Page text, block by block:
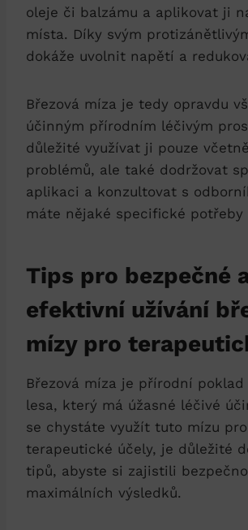
oleje či balzámu a aplikovat ji
místa. Díky svým
dokáže uvolnit napětí a
Březová míza je tedy opravdu
účinným přírodním léčivým
důležité využívat ji pouze
problémů, ale také dodržovat
aplikaci a konzultovat s
máte nějaké specifické potřeby
Tips pro bezpečné
efektivní užívání
mízy pro
Březová míza je přírodní
lesa, který má úžasné léčivé
se chystáte využít tuto mízu pro
terapeutické účely, je důležité
tipů, abyste si zajistili
maximálních výsledků.